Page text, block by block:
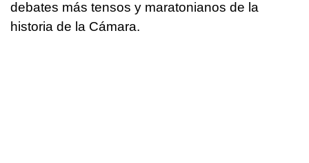
debates más tensos y maratonianos de la
historia de la Cámara.